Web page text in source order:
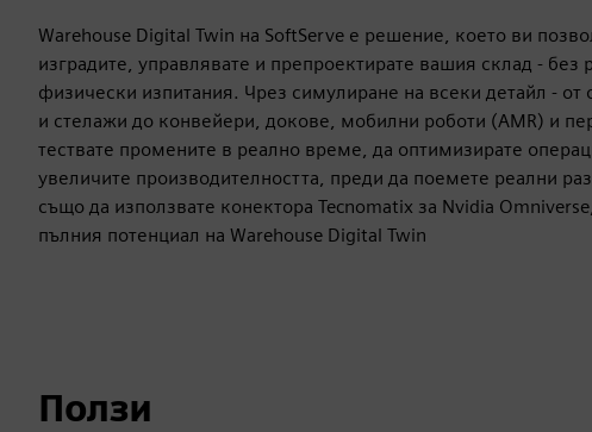
Warehouse Digital Twin на SoftServe е решение, което ви
изградите, управлявате и препроектирате вашия склад - без
физически изпитания. Чрез симулиране на всеки детайл -
и стелажи до конвейери, докове, мобилни роботи (AMR) и
тествате промените в реално време, да оптимизирате
увеличите производителността, преди да поемете реални
също да използвате конектора Tecnomatix за Nvidia
пълния потенциал на Warehouse Digital Twin
Ползи